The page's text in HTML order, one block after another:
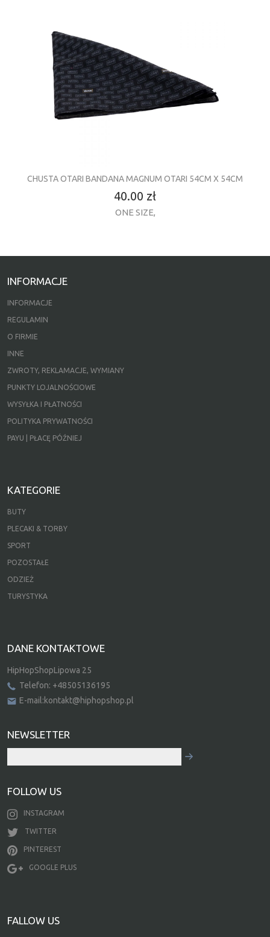
CHUSTA OTARI BANDANA MAGNUM OTARI 54CM X 54CM
40.00 zł
ONE SIZE,
INFORMACJE
INFORMACJE
REGULAMIN
O FIRMIE
INNE
ZWROTY, REKLAMACJE, WYMIANY
PUNKTY LOJALNOŚCIOWE
WYSYŁKA I PŁATNOŚCI
POLITYKA PRYWATNOŚCI
PAYU | PŁACĘ PÓŹNIEJ
KATEGORIE
BUTY
PLECAKI & TORBY
SPORT
POZOSTAŁE
ODZIEŻ
TURYSTYKA
DANE KONTAKTOWE
HipHopShopLipowa 25
Telefon: +48505136195
E-mail:kontakt@hiphopshop.pl
NEWSLETTER
FOLLOW US
INSTAGRAM
TWITTER
PINTEREST
GOOGLE PLUS
FALLOW US